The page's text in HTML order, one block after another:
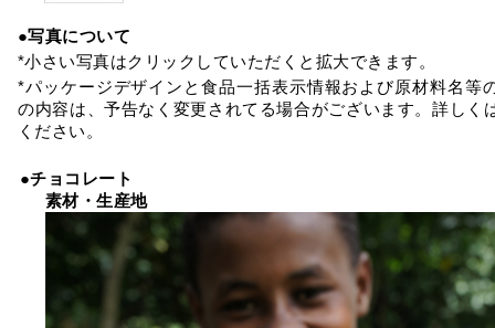
●写真について
*小さい写真はクリックしていただくと拡大できます。
*パッケージデザインと食品一括表示情報および原材料名等
の内容は、予告なく変更されてる場合がございます。詳しく
ください。
●チョコレート
素材・生産地